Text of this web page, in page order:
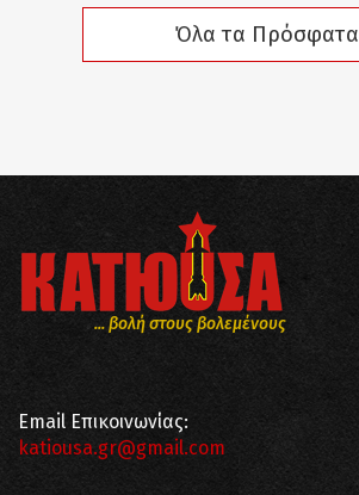
Όλα τα Πρόσφατα
... βολή στους βολεμένους
Email Επικοινωνίας:
katiousa.gr@gmail.com